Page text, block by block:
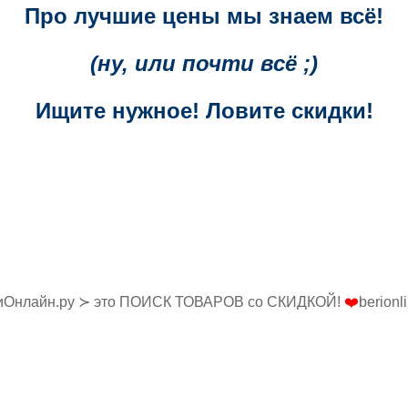
Про лучшие цены мы знаем всё!
(ну, или почти всё ;)
Ищите нужное! Ловите скидки!
≻ это ПОИСК ТОВАРОВ со СКИДКОЙ! ❤️